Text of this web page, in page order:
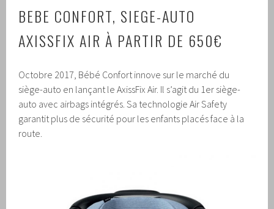
BEBE CONFORT, SIEGE-AUTO
AXISSFIX AIR À PARTIR DE 650€
Octobre 2017, Bébé Confort innove sur le marché du
siège-auto en lançant le AxissFix Air. Il s’agit du 1er siège-
auto avec airbags intégrés. Sa technologie Air Safety
garantit plus de sécurité pour les enfants placés face à la
route.